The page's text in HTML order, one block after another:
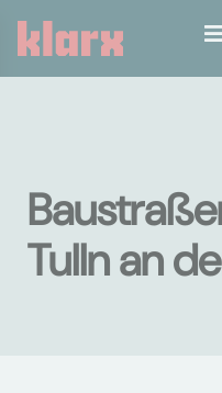
Tulln an